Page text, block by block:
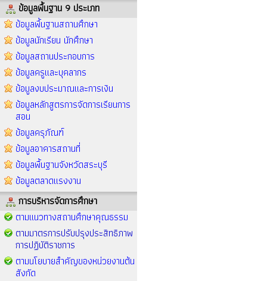
ข้อมูลพื้นฐาน 9 ประเภท
ข้อมูลพื้นฐานสถานศึกษา
ข้อมูลนักเรียน นักศึกษา
ข้อมูลสถานประกอบการ
ข้อมูลครูและบุคลากร
ข้อมูลงบประมาณและการเงิน
ข้อมูลหลักสูตรการจัดการเรียนการ
สอน
ข้อมูลครุภัณฑ์
ข้อมูลอาคารสถานที่
ข้อมูลพื้นฐานจังหวัดสระบุรี
ข้อมูลตลาดแรงงาน
การบริหารจัดการศึกษา
ตามแนวทางสถานศึกษาคุณธรรม
ตามมาตรการปรับปรุงประสิทธิภาพ
การปฏิบัติราชการ
ตามนโยบายสำคัญของหน่วยงานต้น
สังกัด